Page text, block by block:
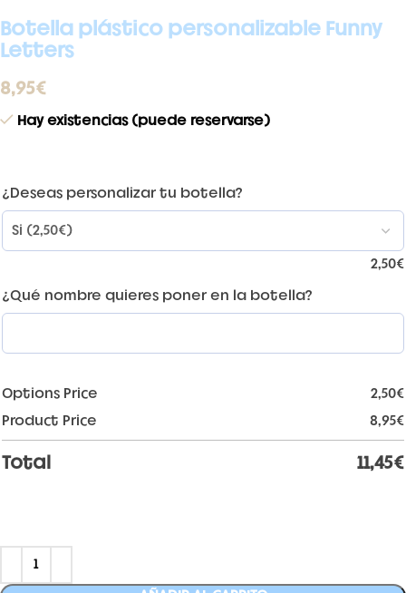
Botella plástico personalizable Funny
Letters
8,95€
Hay existencias (puede reservarse)
¿Deseas personalizar tu botella?
2,50€
¿Qué nombre quieres poner en la botella?
Options Price 2,50€
Product Price
8,95€
Total 11,45€